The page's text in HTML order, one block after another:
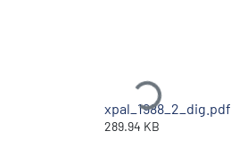
Ladataan...
xpal_1988_2_dig.pdf
289.94 KB